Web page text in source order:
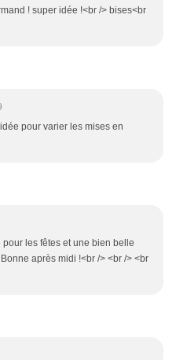
! super idée !<br /> bises<br
pour varier les mises en
les fêtes et une bien belle
après midi !<br /> <br /> <br